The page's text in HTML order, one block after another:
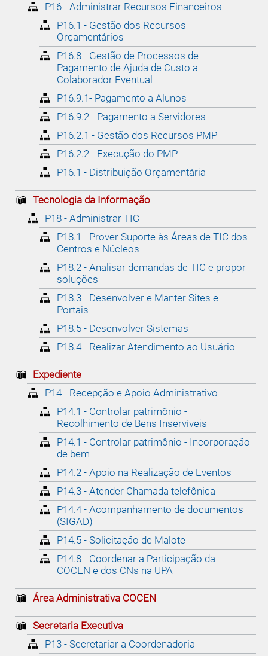
P16 - Administrar Recursos Financeiros
P16.1 - Gestão dos Recursos
Orçamentários
P16.8 - Gestão de Processos de
Pagamento de Ajuda de Custo a
Colaborador Eventual
P16.9.1- Pagamento a Alunos
P16.9.2 - Pagamento a Servidores
P16.2.1 - Gestão dos Recursos PMP
P16.2.2 - Execução do PMP
P16.1 - Distribuição Orçamentária
Tecnologia da Informação
P18 - Administrar TIC
P18.1 - Prover Suporte às Áreas de TIC dos
Centros e Núcleos
P18.2 - Analisar demandas de TIC e propor
soluções
P18.3 - Desenvolver e Manter Sites e
Portais
P18.5 - Desenvolver Sistemas
P18.4 - Realizar Atendimento ao Usuário
Expediente
P14 - Recepção e Apoio Administrativo
P14.1 - Controlar patrimônio -
Recolhimento de Bens Inservíveis
P14.1 - Controlar patrimônio - Incorporação
de bem
P14.2 - Apoio na Realização de Eventos
P14.3 - Atender Chamada telefônica
P14.4 - Acompanhamento de documentos
(SIGAD)
P14.5 - Solicitação de Malote
P14.8 - Coordenar a Participação da
COCEN e dos CNs na UPA
Área Administrativa COCEN
Secretaria Executiva
P13 - Secretariar a Coordenadoria